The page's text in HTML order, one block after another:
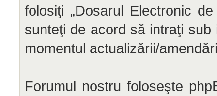
folosiţi „Dosarul Electronic
sunteţi de acord să intraţi
momentul actualizării/
Forumul nostru foloseşte